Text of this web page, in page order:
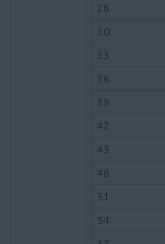
26
30
33
36
39
42
45
48
51
54